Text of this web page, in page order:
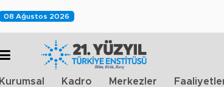
08 Ağustos 2026
Kurumsal Kadro Merkezler